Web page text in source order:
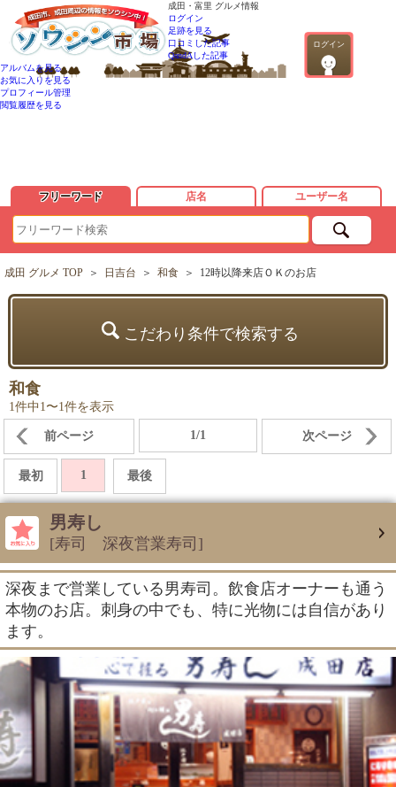
成田・富里 グルメ情報
ログイン
ログイン
足跡を見る
口コミした記事
QandAした記事
アルバムを見る
お気に入りを見る
プロフィール管理
閲覧履歴を見る
フリーワード 店名 ユーザー名
成田 グルメ TOP ＞ 日吉台 ＞ 和食 ＞ 12時以降来店ＯＫのお店
こだわり条件で検索する
和食
1件中1〜1件を表示
前ページ 1/1 次ページ
最初 1 最後
男寿し
[寿司 深夜営業寿司]
深夜まで営業している男寿司。飲食店オーナーも通う
本物のお店。刺身の中でも、特に光物には自信があり
ます。